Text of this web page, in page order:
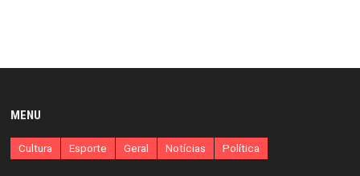
MENU
Cultura Esporte Geral Notícias Política